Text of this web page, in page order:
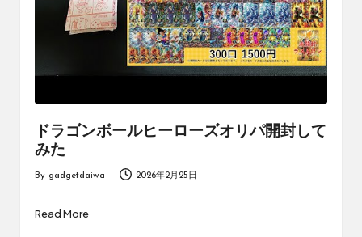
ドラゴンボールヒーローズオリパ開封して
みた
By gadgetdaiwa 2026年2月25日
Read More